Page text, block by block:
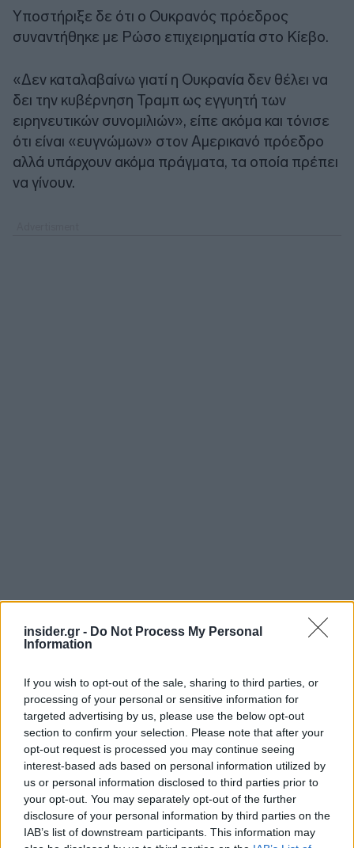
insider.gr - Do Not Process My Personal
Information
If you wish to opt-out of the sale, sharing to third parties, or
processing of your personal or sensitive information for
targeted advertising by us, please use the below opt-out
section to confirm your selection. Please note that after your
opt-out request is processed you may continue seeing
interest-based ads based on personal information utilized by
us or personal information disclosed to third parties prior to
your opt-out. You may separately opt-out of the further
disclosure of your personal information by third parties on the
IAB’s list of downstream participants. This information may
Υποστήριξε δε ότι ο Ουκρανός πρόεδρος
συναντήθηκε με Ρώσο επιχειρηματία στο Κίεβο.
«Δεν καταλαβαίνω γιατί η Ουκρανία δεν θέλει να
δει την κυβέρνηση Τραμπ ως εγγυητή των
ειρηνευτικών συνομιλιών», είπε ακόμα και τόνισε
ότι είναι «ευγνώμων» στον Αμερικανό πρόεδρο
αλλά υπάρχουν ακόμα πράγματα, τα οποία πρέπει
να γίνουν.
Είπε ότι αν και οι επιθέσεις της Ουκρανίας έχουν
προκαλέσει κάποια οικονομική ζημιά, δεν
διαβλέπει καμία απειλή για την οικονομία και
πιστεύει ότι η Ρωσία θα παραμείνει ελκυστική για
τους επενδυτές.